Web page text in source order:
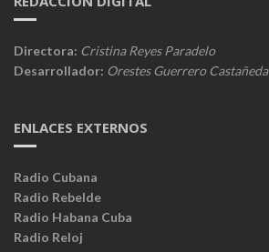
Directora: Cristina Reyes Paradelo
Desarrollador: Orestes Guerrero Castañeda
ENLACES EXTERNOS
Radio Cubana
Radio Rebelde
Radio Habana Cuba
Radio Reloj